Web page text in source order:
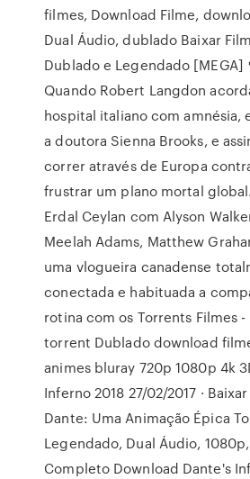
filmes, Download Filme,
Dual Áudio, dublado Baixar
Dublado e Legendado [MEGA]
Quando Robert Langdon
hospital italiano com amnésia,
a doutora Sienna Brooks, e
correr através de Europa
frustrar um plano mortal
Erdal Ceylan com Alyson
Meelah Adams, Matthew
uma vlogueira canadense
conectada e habituada a
rotina com os Torrents Filmes
torrent Dublado download
animes bluray 720p 1080p 4k
Inferno 2018 27/02/2017 ·
Dante: Uma Animação Épica
Legendado, Dual Áudio,
Completo Download Dante's